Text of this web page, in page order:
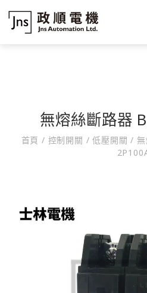
無熔絲斷路器
首頁/ 控制開關 / 低壓開關/